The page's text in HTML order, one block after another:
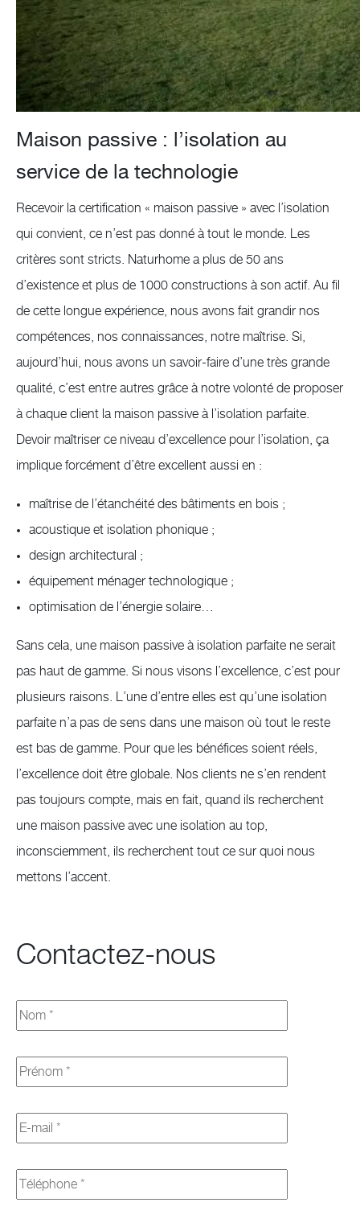
Maison passive : l’isolation au
service de la technologie
Recevoir la certification « maison passive » avec l’isolation
qui convient, ce n’est pas donné à tout le monde. Les
critères sont stricts. Naturhome a plus de 50 ans
d’existence et plus de 1000 constructions à son actif. Au fil
de cette longue expérience, nous avons fait grandir nos
compétences, nos connaissances, notre maîtrise. Si,
aujourd’hui, nous avons un savoir-faire d’une très grande
qualité, c’est entre autres grâce à notre volonté de proposer
à chaque client la maison passive à l’isolation parfaite.
Devoir maîtriser ce niveau d’excellence pour l’isolation, ça
implique forcément d’être excellent aussi en :
maîtrise de l’étanchéité des bâtiments en bois ;
acoustique et isolation phonique ;
design architectural ;
équipement ménager technologique ;
optimisation de l’énergie solaire…
Sans cela, une maison passive à isolation parfaite ne serait
pas haut de gamme. Si nous visons l’excellence, c’est pour
plusieurs raisons. L’une d’entre elles est qu’une isolation
parfaite n’a pas de sens dans une maison où tout le reste
est bas de gamme. Pour que les bénéfices soient réels,
l’excellence doit être globale. Nos clients ne s’en rendent
pas toujours compte, mais en fait, quand ils recherchent
une maison passive avec une isolation au top,
inconsciemment, ils recherchent tout ce sur quoi nous
mettons l’accent.
Contactez-nous